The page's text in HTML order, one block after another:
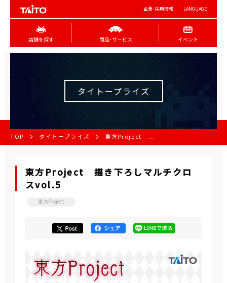
企業･採用情報 LANGUAGE
店舗を探す 商品･サービス イベント
タイトープライズ
TOP タイトープライズ 東方Project ...
東方Project 描き下ろしマルチクロ
スvol.5
東方Project